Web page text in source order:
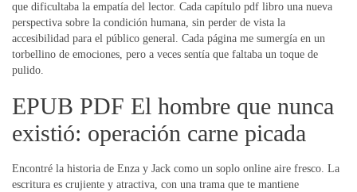
que dificultaba la empatía del lector. Cada capítulo pdf libro una nueva
perspectiva sobre la condición humana, sin perder de vista la
accesibilidad para el público general. Cada página me sumergía en un
torbellino de emociones, pero a veces sentía que faltaba un toque de
pulido.
EPUB PDF El hombre que nunca
existió: operación carne picada
Encontré la historia de Enza y Jack como un soplo online aire fresco. La
escritura es crujiente y atractiva, con una trama que te mantiene